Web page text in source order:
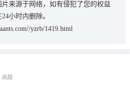
来源于网络，如有侵犯了您的权益
小时内删除。
yzrb/1419.html
高甜